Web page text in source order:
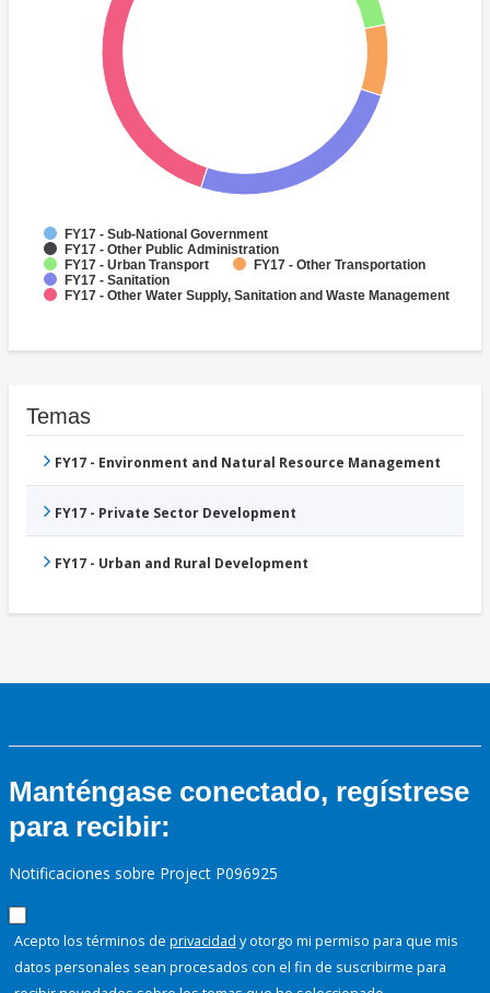
FY17 - Sub-National Government
FY17 - Other Public Administration
FY17 - Urban Transport
FY17 - Other Transportation
FY17 - Sanitation
FY17 - Other Water Supply, Sanitation and Waste Management
Temas
FY17 - Environment and Natural Resource Management
FY17 - Private Sector Development
FY17 - Urban and Rural Development
Manténgase conectado, regístrese
para recibir:
Notificaciones sobre Project P096925
Acepto los términos de privacidad y otorgo mi permiso para que mis
datos personales sean procesados con el fin de suscribirme para